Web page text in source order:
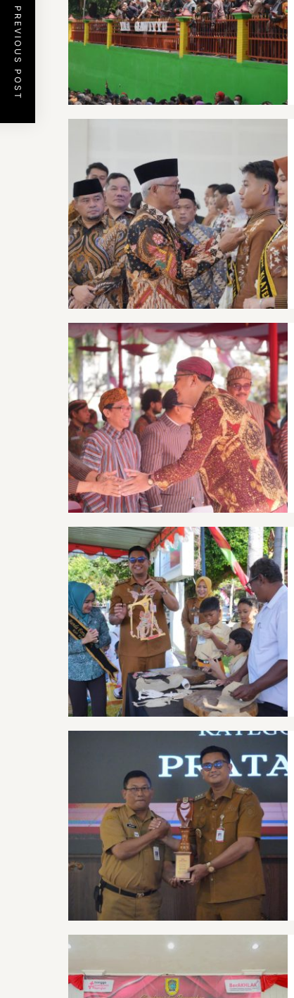
PREVIOUS POST